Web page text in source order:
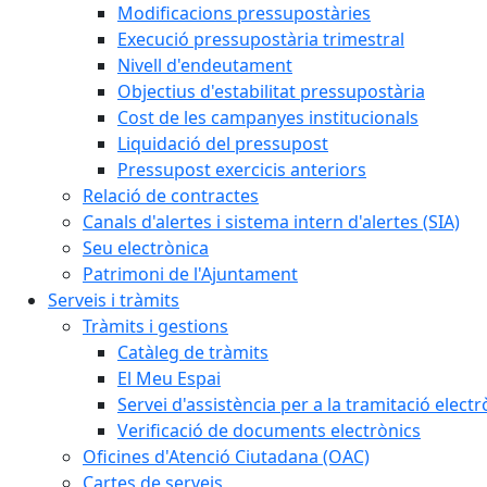
Modificacions pressupostàries
Execució pressupostària trimestral
Nivell d'endeutament
Objectius d'estabilitat pressupostària
Cost de les campanyes institucionals
Liquidació del pressupost
Pressupost exercicis anteriors
Relació de contractes
Canals d'alertes i sistema intern d'alertes (SIA)
Seu electrònica
Patrimoni de l'Ajuntament
Serveis i tràmits
Tràmits i gestions
Catàleg de tràmits
El Meu Espai
Servei d'assistència per a la tramitació
Verificació de documents electrònics
Oficines d'Atenció Ciutadana (OAC)